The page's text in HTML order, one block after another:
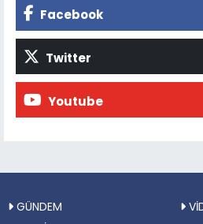
Facebook
Twitter
Youtube
GÜNDEM